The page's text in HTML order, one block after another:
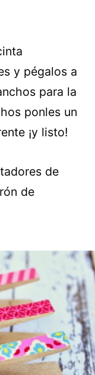
y pégalos a
para la
ponles un
¡y listo!
de
de